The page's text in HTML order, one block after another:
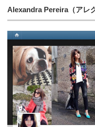
Alexandra Pereira（アレ